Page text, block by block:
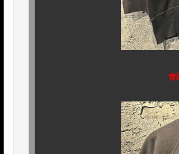
背面も見事なコ